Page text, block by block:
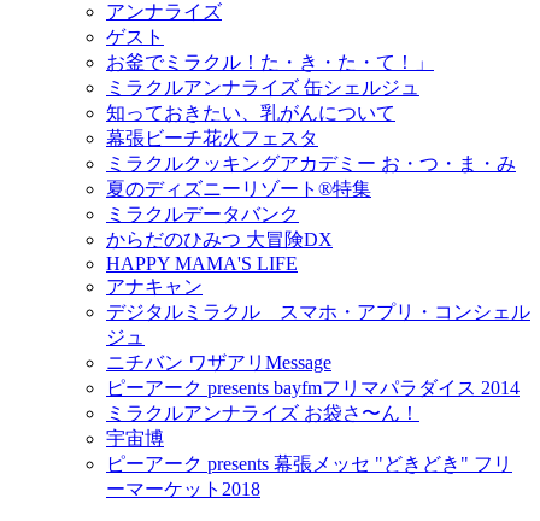
アンナライズ
ゲスト
お釜でミラクル！た・き・た・て！」
ミラクルアンナライズ 缶シェルジュ
知っておきたい、乳がんについて
幕張ビーチ花火フェスタ
ミラクルクッキングアカデミー お・つ・ま・み
夏のディズニーリゾート®特集
ミラクルデータバンク
からだのひみつ 大冒険DX
HAPPY MAMA'S LIFE
アナキャン
デジタルミラクル スマホ・アプリ・コンシェル
ジュ
ニチバン ワザアリMessage
ピーアーク presents bayfmフリマパラダイス 2014
ミラクルアンナライズ お袋さ〜ん！
宇宙博
ピーアーク presents 幕張メッセ "どきどき" フリ
ーマーケット2018